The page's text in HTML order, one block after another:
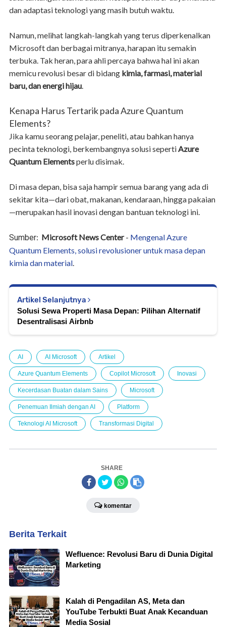
dan adaptasi teknologi yang masih butuh waktu.
Namun, melihat langkah-langkah yang terus diperkenalkan
Microsoft dan berbagai mitranya, harapan itu semakin
terbuka. Tak heran, para ahli percaya bahwa hal ini akan
memicu revolusi besar di bidang kimia, farmasi, material
baru, dan energi hijau.
Kenapa Harus Tertarik pada Azure Quantum
Elements?
Jika kamu seorang pelajar, peneliti, atau bahkan hanya
pecinta teknologi, berkembangnya solusi sepertiAzure
Quantum Elementsperlu disimak.
Di masa depan, bisa saja hampir semua barang yang ada di
sekitar kita—dari obat, makanan, kendaraan, hingga pakaian
—merupakan hasil inovasi dengan bantuan teknologi ini.
Sumber: Microsoft News Center- Mengenal Azure
Quantum Elements, solusi revolusioner untuk masa depan
kimia dan material.
Artikel Selanjutnya
Solusi Sewa Properti Masa Depan: Pilihan Alternatif
Desentralisasi Airbnb
AI AI Microsoft Artikel
Azure Quantum Elements Copilot Microsoft Inovasi
Kecerdasan Buatan dalam Sains Microsoft
Penemuan Ilmiah dengan AI Platform
Teknologi AI Microsoft Transformasi Digital
SHARE
komentar
Berita Terkait
Wefluence: Revolusi Baru di Dunia Digital
Marketing
Kalah di Pengadilan AS, Meta dan
YouTube Terbukti Buat Anak Kecanduan
Media Sosial